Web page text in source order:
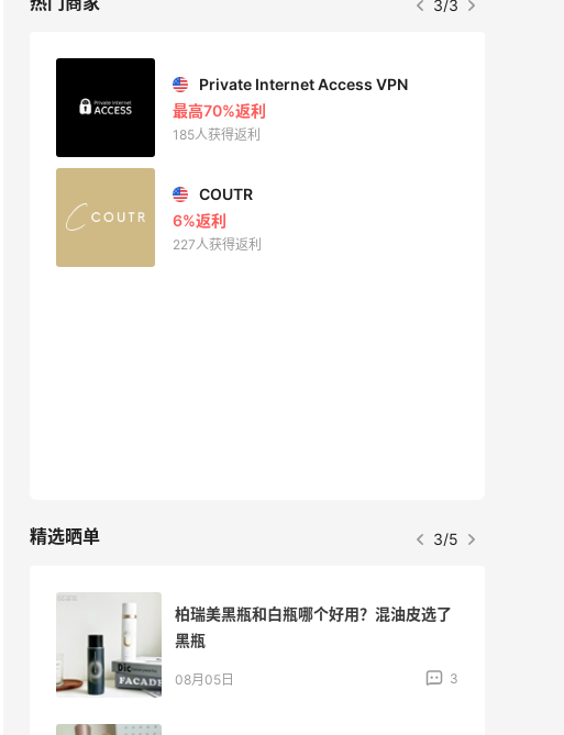
1/3
Private Internet Access VPN
最高70%返利
185人获得返利
COUTR
6%返利
227人获得返利
精选晒单 4/5
柏瑞美黑瓶和白瓶哪个好用？混油皮选了
黑瓶
08月05日 3